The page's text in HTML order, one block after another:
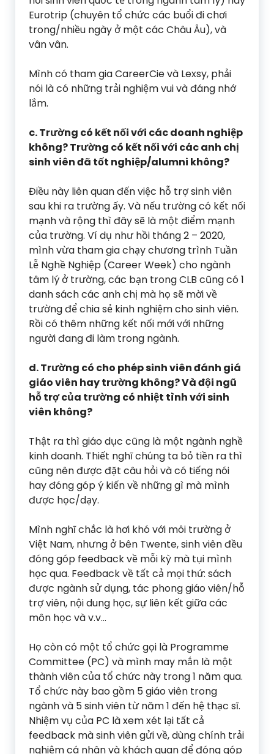
Eurotrip (chuyên tổ chức các buổi đi chơi
trong/nhiều ngày ở một các Châu Âu), và
vân vân.
Mình có tham gia CareerCie và Lexsy, phải
nói là có những trải nghiệm vui và đáng nhớ
lắm.
c. Trường có kết nối với các doanh nghiệp
không? Trường có kết nối với các anh chị
sinh viên đã tốt nghiệp/alumni không?
Điều này liên quan đến việc hỗ trợ sinh viên
sau khi ra trường ấy. Và nếu trường có kết nối
mạnh và rộng thì đây sẽ là một điểm mạnh
của trường. Ví dụ như hồi tháng 2 – 2020,
mình vừa tham gia chạy chương trình Tuần
Lễ Nghề Nghiệp (Career Week) cho ngành
tâm lý ở trường, các bạn trong CLB cũng có 1
danh sách các anh chị mà họ sẽ mời về
trường để chia sẻ kinh nghiệm cho sinh viên.
Rồi có thêm những kết nối mới với những
người đang đi làm trong ngành.
d. Trường có cho phép sinh viên đánh giá
giáo viên hay trường không? Và đội ngũ
hỗ trợ của trường có nhiệt tình với sinh
viên không?
Thật ra thì giáo dục cũng là một ngành nghề
kinh doanh. Thiết nghĩ chúng ta bỏ tiền ra thì
cũng nên được đặt câu hỏi và có tiếng nói
hay đóng góp ý kiến về những gì mà mình
được học/dạy.
Mình nghĩ chắc là hơi khó với môi trường ở
Việt Nam, nhưng ở bên Twente, sinh viên đều
đóng góp feedback về mỗi kỳ mà tụi mình
học qua. Feedback về tất cả mọi thứ: sách
được ngành sử dụng, tác phong giáo viên/hỗ
trợ viên, nội dung học, sự liên kết giữa các
môn học và v.v…
Họ còn có một tổ chức gọi là Programme
Committee (PC) và mình may mắn là một
thành viên của tổ chức này trong 1 năm qua.
Tổ chức này bao gồm 5 giáo viên trong
ngành và 5 sinh viên từ năm 1 đến hệ thạc sĩ.
Nhiệm vụ của PC là xem xét lại tất cả
feedback mà sinh viên gửi về, dùng chính trải
nghiệm cá nhân và khách quan để đóng góp